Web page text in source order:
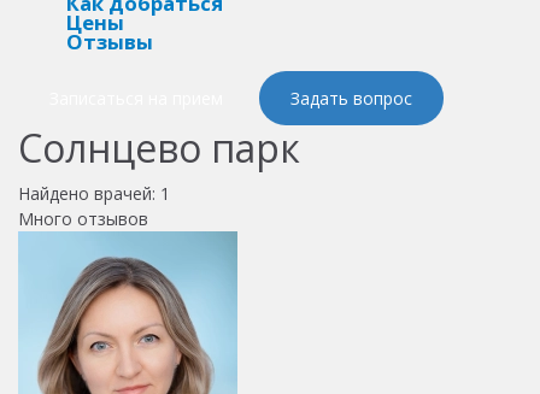
Цены
Отзывы
Задать вопрос
Солнцево парк
Найдено врачей: 1
Много отзывов